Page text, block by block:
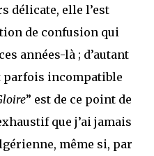
délicate, elle l’est
de confusion qui
années-là ; d’autant
parfois incompatible
” est de ce point de
que j’ai jamais
même si, par